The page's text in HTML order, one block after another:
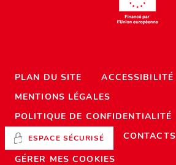
PLAN DU SITE ACCESSIBILITÉ
MENTIONS LÉGALES
POLITIQUE DE CONFIDENTIALITÉ
ESPACE SÉCURISÉ
CONTACTS
GÉRER MES COOKIES